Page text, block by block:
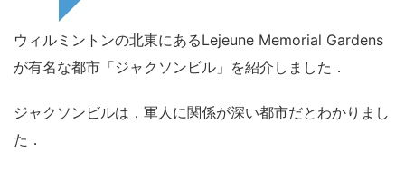
ウィルミントンの北東にあるLejeune Memorial Gardens
が有名な都市「ジャクソンビル」を紹介しました．
ジャクソンビルは，軍人に関係が深い都市だとわかりまし
た．